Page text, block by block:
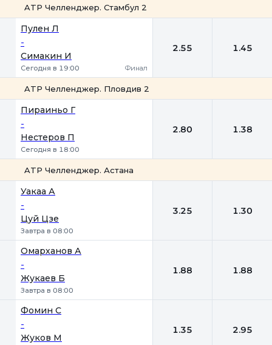
ATP Челленджер. Стамбул 2
Пулен Л
-
Симакин И
Сегодня в 19:00 Финал
2.55 1.45
ATP Челленджер. Пловдив 2
Пираиньо Г
-
Нестеров П
Сегодня в 18:00
2.80 1.38
ATP Челленджер. Астана
Уакаа А
-
Цуй Цзе
Завтра в 08:00
3.25 1.30
Омарханов А
-
Жукаев Б
Завтра в 08:00
1.88 1.88
Фомин С
-
Жуков М
1.35 2.95